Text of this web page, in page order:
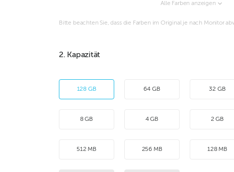
Alle Farben anzeigen
Bitte beachten Sie, dass die Farben im Original je nach Monitor
2. Kapazität
128 GB 64 GB 32 GB
8 GB 4 GB 2 GB
512 MB 256 MB 128 MB